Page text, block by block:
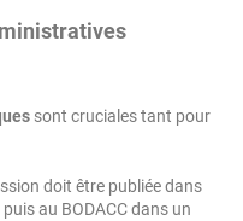
sont cruciales tant pour
doit être publiée dans
au BODACC dans un